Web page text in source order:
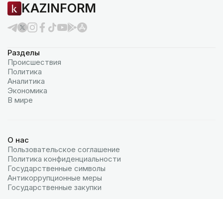
KAZINFORM
Разделы
Происшествия
Политика
Аналитика
Экономика
В мире
О нас
Пользовательское соглашение
Политика конфиденциальности
Государственные символы
Антикоррупционные меры
Государственные закупки